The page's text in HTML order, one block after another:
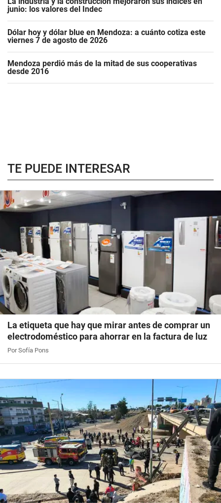
junio: los valores del Indec
Dólar hoy y dólar blue en Mendoza: a cuánto cotiza este
viernes 7 de agosto de 2026
Mendoza perdió más de la mitad de sus cooperativas
desde 2016
TE PUEDE INTERESAR
La etiqueta que hay que mirar antes de comprar un
electrodoméstico para ahorrar en la factura de luz
Por Sofía Pons